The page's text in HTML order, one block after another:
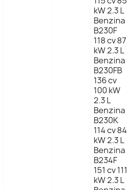
kW 2.3 L
Benzina
B230F
118 cv 87
kW 2.3 L
Benzina
B230FB
136 cv
100 kW
2.3 L
Benzina
B230K
114 cv 84
kW 2.3 L
Benzina
B234F
151 cv 111
kW 2.3 L